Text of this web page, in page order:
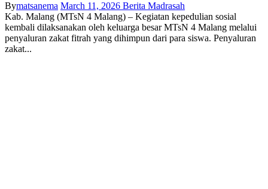
Bymatsanema March 11, 2026 Berita Madrasah
Kab. Malang (MTsN 4 Malang) – Kegiatan kepedulian sosial
kembali dilaksanakan oleh keluarga besar MTsN 4 Malang melalui
penyaluran zakat fitrah yang dihimpun dari para siswa. Penyaluran
zakat...